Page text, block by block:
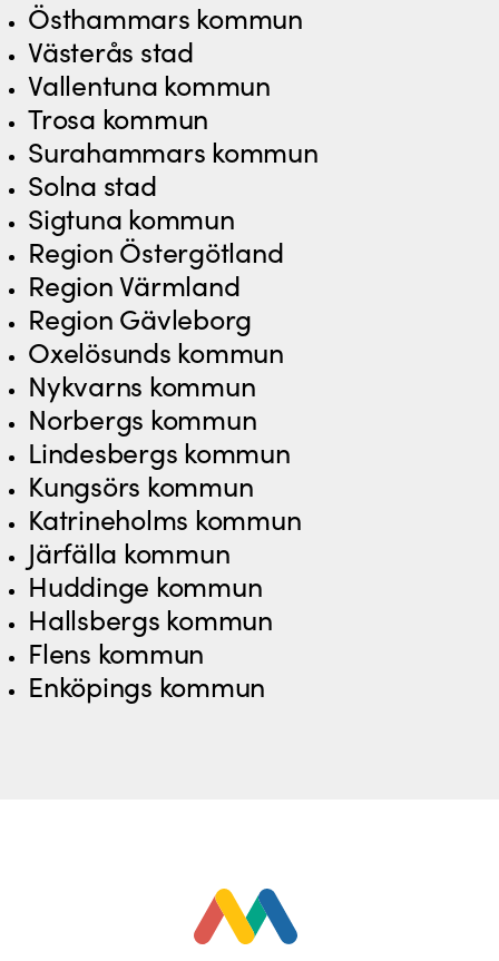
Östhammars kommun
Västerås stad
Vallentuna kommun
Trosa kommun
Surahammars kommun
Solna stad
Sigtuna kommun
Region Östergötland
Region Värmland
Region Gävleborg
Oxelösunds kommun
Nykvarns kommun
Norbergs kommun
Lindesbergs kommun
Kungsörs kommun
Katrineholms kommun
Järfälla kommun
Huddinge kommun
Hallsbergs kommun
Flens kommun
Enköpings kommun